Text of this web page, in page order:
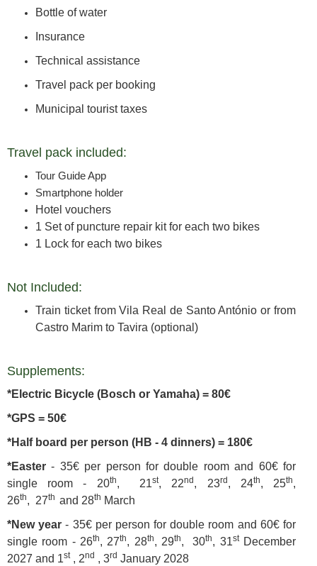
Bottle of water
Insurance
Technical assistance
Travel pack per booking
Municipal tourist taxes
Travel pack included:
Tour Guide App
Smartphone holder
Hotel vouchers
1 Set of puncture repair kit for each two bikes
1 Lock for each two bikes
Not Included:
Train ticket from Vila Real de Santo António or from
Castro Marim to Tavira (optional)
Supplements:
*Electric Bicycle (Bosch or Yamaha) = 80€
*GPS = 50€
*Half board per person (HB - 4 dinners) = 180€
*Easter - 35€ per person for double room and 60€ for
single room - 20th, 21st, 22nd , 23rd , 24th, 25th,
26th, 27th and 28th March
*New year - 35€ per person for double room and 60€ for
single room - 26th, 27th, 28th, 29th, 30th, 31stDecember
2027 and 1st, 2nd , 3rd January 2028